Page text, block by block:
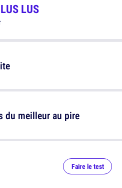
LUS
du meilleur au pire
Faire le test